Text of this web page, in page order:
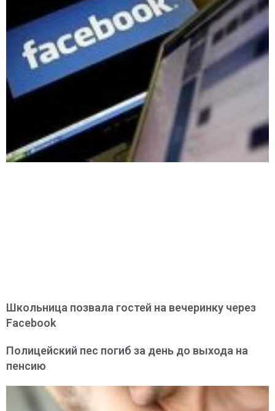
Школьница позвала гостей на вечеринку через
Facebook
Полицейский пес погиб за день до выхода на
пенсию